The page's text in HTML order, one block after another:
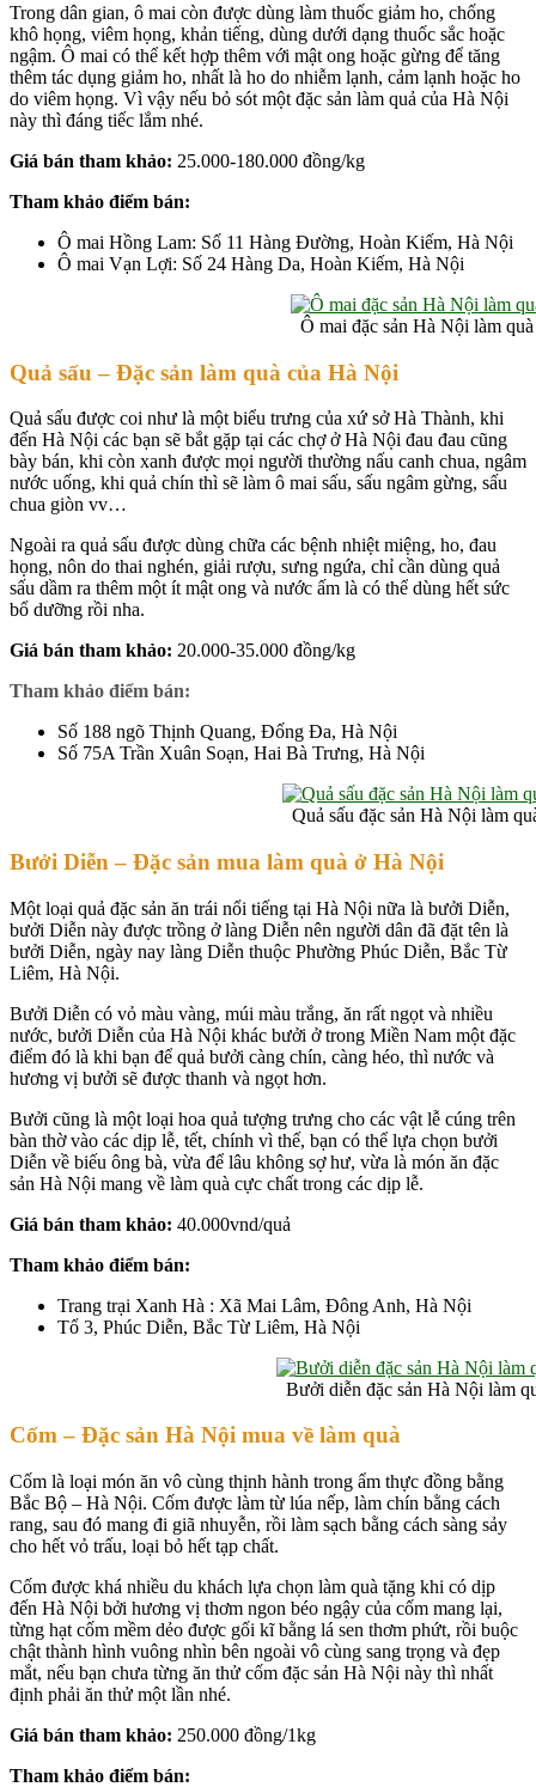
Trong dân gian, ô mai còn được dùng làm thuốc giảm ho, chống
khô họng, viêm họng, khản tiếng, dùng dưới dạng thuốc sắc hoặc
ngậm. Ô mai có thể kết hợp thêm với mật ong hoặc gừng để tăng
thêm tác dụng giảm ho, nhất là ho do nhiễm lạnh, cảm lạnh hoặc ho
do viêm họng. Vì vậy nếu bỏ sót một đặc sản làm quả của Hà Nội
này thì đáng tiếc lắm nhé.
Giá bán tham khảo: 25.000-180.000 đồng/kg
Tham khảo điểm bán:
Ô mai Hồng Lam: Số 11 Hàng Đường, Hoàn Kiếm, Hà Nội
Ô mai Vạn Lợi: Số 24 Hàng Da, Hoàn Kiếm, Hà Nội
Ô mai đặc sản Hà Nội làm quà
Quả sấu – Đặc sản làm quà của Hà Nội
Quả sấu được coi như là một biểu trưng của xứ sở Hà Thành, khi
đến Hà Nội các bạn sẽ bắt gặp tại các chợ ở Hà Nội đau đau cũng
bày bán, khi còn xanh được mọi người thường nấu canh chua, ngâm
nước uống, khi quả chín thì sẽ làm ô mai sấu, sấu ngâm gừng, sấu
chua giòn vv…
Ngoài ra quả sấu được dùng chữa các bệnh nhiệt miệng, ho, đau
họng, nôn do thai nghén, giải rượu, sưng ngứa, chỉ cần dùng quả
sấu dầm ra thêm một ít mật ong và nước ấm là có thể dùng hết sức
bổ dưỡng rồi nha.
Giá bán tham khảo: 20.000-35.000 đồng/kg
Tham khảo điểm bán:
Số 188 ngõ Thịnh Quang, Đống Đa, Hà Nội
Số 75A Trần Xuân Soạn, Hai Bà Trưng, Hà Nội
Quả sấu đặc sản Hà Nội làm
Bưởi Diễn – Đặc sản mua làm quà ở Hà Nội
Một loại quả đặc sản ăn trái nổi tiếng tại Hà Nội nữa là bưởi Diễn,
bưởi Diễn này được trồng ở làng Diễn nên người dân đã đặt tên là
bưởi Diễn, ngày nay làng Diễn thuộc Phường Phúc Diễn, Bắc Từ
Liêm, Hà Nội.
Bưởi Diễn có vỏ màu vàng, múi màu trắng, ăn rất ngọt và nhiều
nước, bưởi Diễn của Hà Nội khác bưởi ở trong Miền Nam một đặc
điểm đó là khi bạn để quả bưởi càng chín, càng héo, thì nước và
hương vị bưởi sẽ được thanh và ngọt hơn.
Bưởi cũng là một loại hoa quả tượng trưng cho các vật lễ cúng trên
bàn thờ vào các dịp lễ, tết, chính vì thế, bạn có thể lựa chọn bưởi
Diễn về biếu ông bà, vừa để lâu không sợ hư, vừa là món ăn đặc
sản Hà Nội mang về làm quà cực chất trong các dịp lễ.
Giá bán tham khảo: 40.000vnd/quả
Tham khảo điểm bán:
Trang trại Xanh Hà : Xã Mai Lâm, Đông Anh, Hà Nội
Tổ 3, Phúc Diễn, Bắc Từ Liêm, Hà Nội
Bưởi diễn đặc sản Hà Nội làm
Cốm – Đặc sản Hà Nội mua về làm quà
Cốm là loại món ăn vô cùng thịnh hành trong ẩm thực đồng bằng
Bắc Bộ – Hà Nội. Cốm được làm từ lúa nếp, làm chín bằng cách
rang, sau đó mang đi giã nhuyễn, rồi làm sạch bằng cách sàng sảy
cho hết vỏ trấu, loại bỏ hết tạp chất.
Cốm được khá nhiều du khách lựa chọn làm quà tặng khi có dịp
đến Hà Nội bởi hương vị thơm ngon béo ngậy của cốm mang lại,
từng hạt cốm mềm dẻo được gối kĩ bằng lá sen thơm phứt, rồi buộc
chật thành hình vuông nhìn bên ngoài vô cùng sang trọng và đẹp
mắt, nếu bạn chưa từng ăn thử cốm đặc sản Hà Nội này thì nhất
định phải ăn thử một lần nhé.
Giá bán tham khảo: 250.000 đồng/1kg
Tham khảo điểm bán: